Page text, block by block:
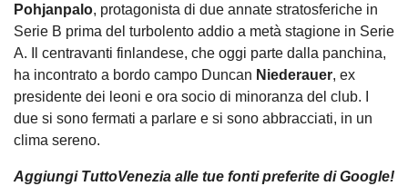
Pohjanpalo, protagonista di due annate stratosferiche in
Serie B prima del turbolento addio a metà stagione in Serie
A. Il centravanti finlandese, che oggi parte dalla panchina,
ha incontrato a bordo campo Duncan Niederauer, ex
presidente dei leoni e ora socio di minoranza del club. I
due si sono fermati a parlare e si sono abbracciati, in un
clima sereno.
Aggiungi TuttoVenezia alle tue fonti preferite di Google!